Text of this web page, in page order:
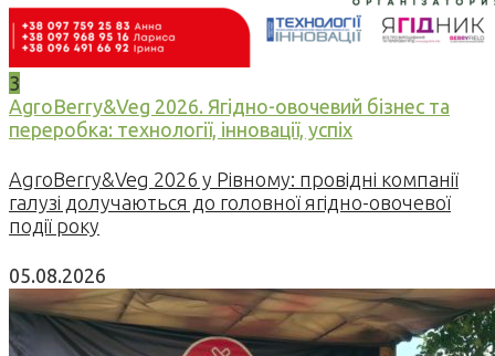
3
AgroBerry&Veg 2026. Ягідно-овочевий бізнес та
переробка: технології, інновації, успіх
AgroBerry&Veg 2026 у Рівному: провідні компанії
галузі долучаються до головної ягідно-овочевої
події року
05.08.2026